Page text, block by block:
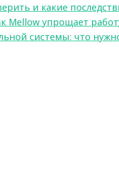
и какие
Mellow упрощает
системы: что